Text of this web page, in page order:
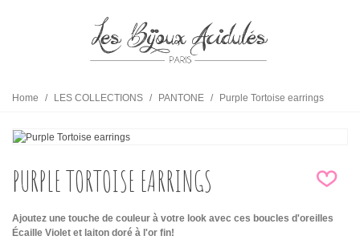
Home / LES COLLECTIONS / PANTONE / Purple Tortoise earrings
PURPLE TORTOISE EARRINGS
Ajoutez une touche de couleur à votre look avec ces boucles d'oreilles
Écaille Violet et laiton doré à l'or fin!